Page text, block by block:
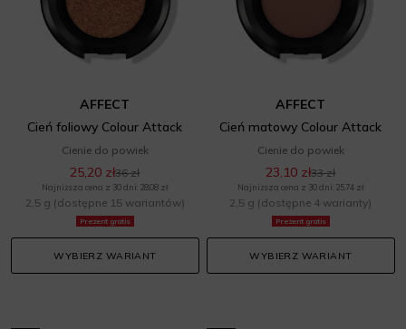
Prezent gratis
AFFECT
Cień foliowy Colour Attack
Cienie do powiek
25,20 zł36 zł
Najniższa cena z 30 dni: 28,08 zł
2,5 g (dostępne 15 wariantów)
WYBIERZ WARIANT
Prezent gratis
AFFECT
Cień matowy Colour Attack
Cienie do powiek
23,10 zł33 zł
Najniższa cena z 30 dni: 25,74 zł
2,5 g (dostępne 4 warianty)
WYBIERZ WARIANT